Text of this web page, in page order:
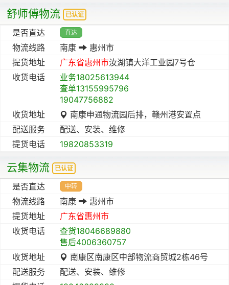
舒师傅物流 已认证
是否直达 直达
物流线路 南康
惠州市
提货地址
广东省惠州市汝湖镇大洋工业园7号仓
收货电话
业务18025613944
查单13155995796
19047756882
收货地址
南康申通物流园后排，赣州港安置点
配送服务
配送、安装、维修
提货电话
19820853319
云集物流 已认证
是否直达 中转
物流线路 南康
惠州市
提货地址
广东省惠州市
收货电话
查货18046689880
售后4006360757
收货地址
南康区南康区中部物流商贸城2栋46号
配送服务
配送、安装、维修